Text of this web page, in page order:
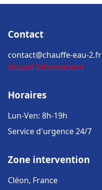
Contact
contact@chauffe-eau-2.fr
Accueil Informations
Horaires
Lun-Ven: 8h-19h
Service d'urgence 24/7
Zone intervention
Cléon, France